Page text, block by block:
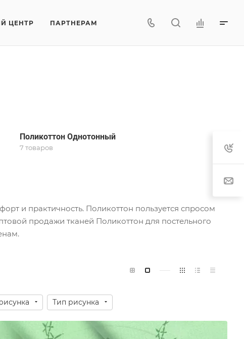
ЦЕНТР ПАРТНЕРАМ
Поликоттон Однотонный
7 товаров
и практичность. Поликоттон пользуется спросом
продажи тканей Поликоттон для постельного
Тип рисунка